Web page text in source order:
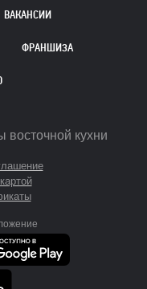
ВАКАНСИИ
ФРАНШИЗА
восточной кухни